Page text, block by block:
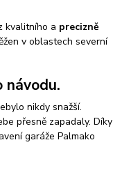
kvalitního a precizně
v oblastech severní
návodu.
nikdy snažší.
přesně zapadaly. Díky
garáže Palmako